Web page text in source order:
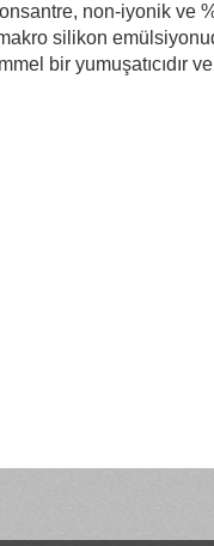
non-iyonik ve
silikon
bir yumuşatıcıdır